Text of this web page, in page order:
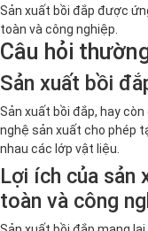
Sản xuất bồi đắp được
toàn và công nghiệp.
Câu hỏi
Sản xuất bồi
Sản xuất bồi đắp, hay
nghệ sản xuất cho phép
nhau các lớp vật liệu.
Lợi ích của sản
toàn và công